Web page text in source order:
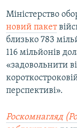
Міністерство
новий пакет
близько 783
116 мільйонів
«задовольнити
перспективі».
Роскомнагляд